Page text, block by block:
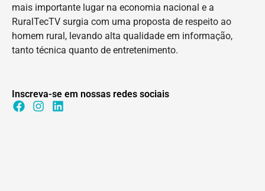
mais importante lugar na economia nacional e a
RuralTecTV surgia com uma proposta de respeito ao
homem rural, levando alta qualidade em informação,
tanto técnica quanto de entretenimento.
Inscreva-se em nossas redes sociais